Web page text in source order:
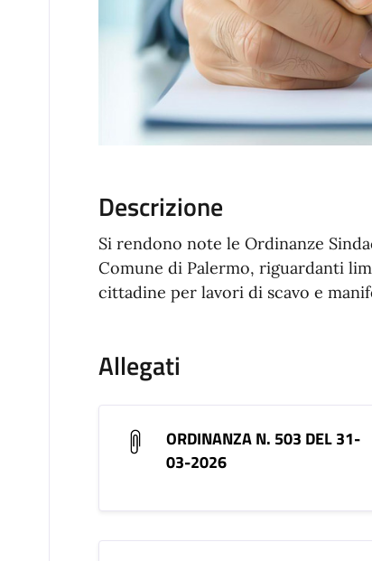
Descrizione
Si rendono note le Ordinanze
Comune di Palermo, riguardanti
cittadine per lavori di scavo e
Allegati
ORDINANZA N. 503 DEL 31-
03-2026